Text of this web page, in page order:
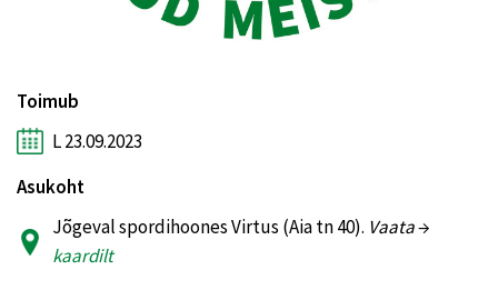
Toimub
L 23.09.2023
Asukoht
Jõgeval spordihoones Virtus (Aia tn 40). Vaata→
kaardilt